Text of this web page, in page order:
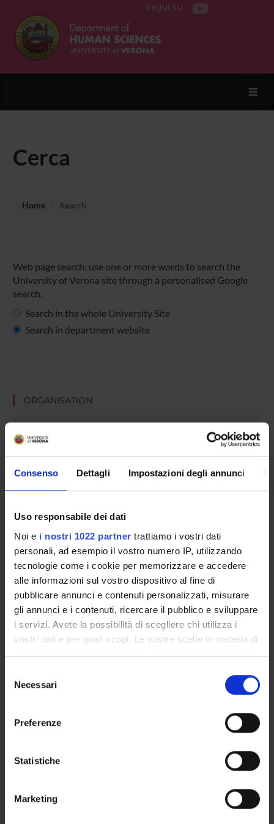
Consenso Dettagli Impostazioni degli annunci
Uso responsabile dei dati
Noi e i nostri 1022 partner trattiamo i vostri dati
personali, ad esempio il vostro numero IP, utilizzando
tecnologie come i cookie per memorizzare e accedere
alle informazioni sul vostro dispositivo al fine di
pubblicare annunci e contenuti personalizzati, misurare
gli annunci e i contenuti, ricercare il pubblico e sviluppare
i servizi. Avete la possibilità di scegliere chi utilizza i
vostri dati e per quali scopi. Le vostre scelte in materia di
privacy sono applicabili solo su questa proprietà digitale
modificare o revocare il proprio consenso in qualsiasi
momento dalla Dichiarazione sui cookie o facendo clic
raccogliere informazioni sulla tua posizione
geografica, con un'approssimazione di qualche
Identificare il tuo dispositivo, scansionandolo
delNecessari
Preferenze
Statistiche
Marketing
Segui su
Cerca
Home Search
Web page search: use one or more words to search the
University of Verona site through a personalised Google
search.
Search in the whole University Site
Search in department website
ORGANISATION
GOVERNANCE
COMMITTEES
DEPARTMENT ADMINISTRATION OFFICES
DEPARTMENT FACILITIES
LIBRARIES
CENTRES
LABORATORIES
SPIN OFF AND COMPANIES
People
Calendar